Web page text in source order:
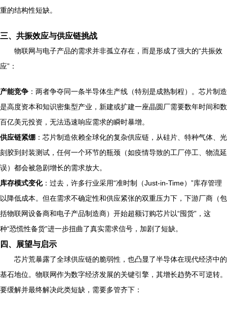
重的结构性短缺。
三、共振效应与供应链挑战
物联网与电子产品的需求并非孤立存在，而是形成了强大的“共振效
应”：
产能竞争 ：两者争夺同一条半导体生产线（特别是成熟制程）。芯片制造
是高度资本和知识密集型产业，新建或扩建一座晶圆厂需要数年时间和数
百亿美元投资，无法迅速响应需求的瞬时暴增。
供应链紧绷 ：芯片制造依赖全球化的复杂供应链，从硅片、特种气体、光
刻胶到封装测试，任何一个环节的瓶颈（如疫情导致的工厂停工、物流延
误）都会被急剧增长的需求放大。
库存模式变化：过去，许多行业采用“准时制（Just-in-Time）”库存管理
以降低成本。但在需求不确定性和供应紧张的双重压力下，下游厂商（包
括物联网设备商和电子产品制造商）开始超额订购芯片以“囤货”，这
种“恐慌性备货”进一步扭曲了真实需求信号，加剧了短缺。
四、展望与启示
芯片荒暴露了全球供应链的脆弱性，也凸显了半导体在现代经济中的
基石地位。物联网作为数字经济发展的关键引擎，其增长趋势不可逆转。
要缓解并最终解决此类短缺，需要多管齐下：